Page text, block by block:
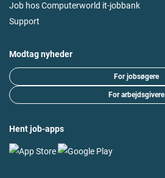
Job hos Computerworld it-jobbank
Support
Modtag nyheder
For jobsøgere
For arbejdsgivere
Hent job-apps